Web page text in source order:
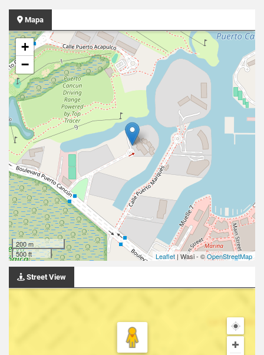
Mapa
+
−
200 m
500 ft
Leaflet | Wasi - ©OpenStreetMap
Street View